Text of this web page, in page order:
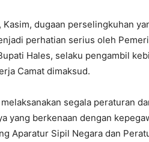
dugaan perselingkuhan
perhatian serius oleh
Hales, selaku pengambil
Camat dimaksud.
melaksanakan segala peraturan
yang berkenaan dengan
Aparatur Sipil Negara dan